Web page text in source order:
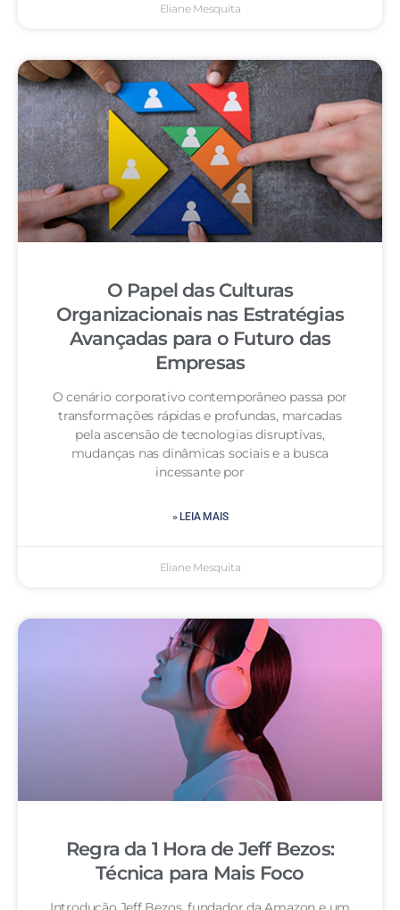
Eliane Mesquita
O Papel das Culturas
Organizacionais nas Estratégias
Avançadas para o Futuro das
Empresas
O cenário corporativo contemporâneo passa por
transformações rápidas e profundas, marcadas
pela ascensão de tecnologias disruptivas,
mudanças nas dinâmicas sociais e a busca
incessante por
» LEIA MAIS
Eliane Mesquita
Regra da 1 Hora de Jeff Bezos:
Técnica para Mais Foco